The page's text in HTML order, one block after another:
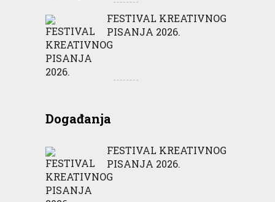
FESTIVAL KREATIVNOG
PISANJA 2026.
Događanja
FESTIVAL KREATIVNOG
PISANJA 2026.